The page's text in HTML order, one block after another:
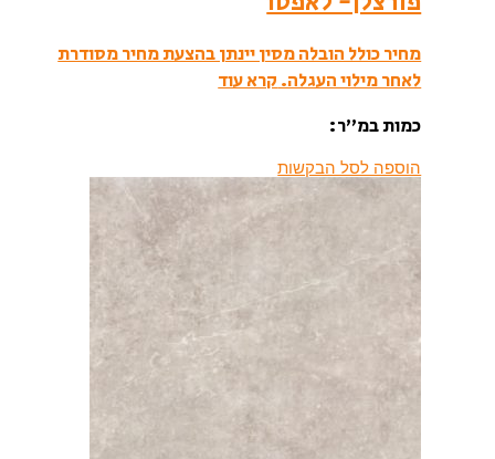
מחיר כולל הובלה מסין יינתן בהצעת מחיר מסודרת
לאחר מילוי העגלה.קרא עוד
כמות במ”ר:
הוספה לסל הבקשות